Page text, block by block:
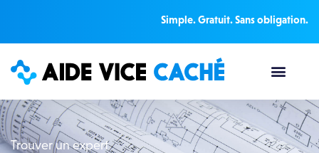
Simple. Gratuit. Sans obligation.
Trouver un expert